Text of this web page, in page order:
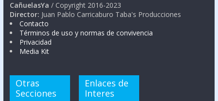
CañuelasYa / Copyright 2016-2023
Director: Juan Pablo Carricaburo Taba's Producciones
Contacto
Términos de uso y normas de convivencia
Privacidad
Media Kit
Otras
Secciones
Enlaces de
Interes